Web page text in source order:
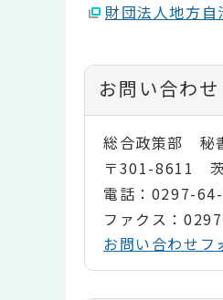
財団法人地方
お問い合わせ
総合政策部 秘
〒301-8611
電話：0297-
ファクス：
お問い合わせフ